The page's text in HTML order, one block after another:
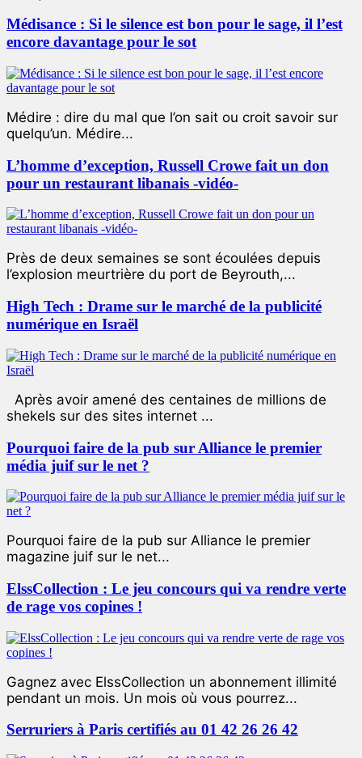
Médisance : Si le silence est bon pour le sage, il l’est
encore davantage pour le sot
Médire : dire du mal que l’on sait ou croit savoir sur
quelqu’un. Médire...
L’homme d’exception, Russell Crowe fait un don
pour un restaurant libanais -vidéo-
Près de deux semaines se sont écoulées depuis
l’explosion meurtrière du port de Beyrouth,...
High Tech : Drame sur le marché de la publicité
numérique en Israël
Après avoir amené des centaines de millions de
shekels sur des sites internet ...
Pourquoi faire de la pub sur Alliance le premier
média juif sur le net ?
Pourquoi faire de la pub sur Alliance le premier
magazine juif sur le net...
ElssCollection : Le jeu concours qui va rendre verte
de rage vos copines !
Gagnez avec ElssCollection un abonnement illimité
pendant un mois. Un mois où vous pourrez...
Serruriers à Paris certifiés au 01 42 26 26 42